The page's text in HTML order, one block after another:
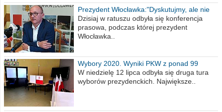
Prezydent Włocławka:"Dyskutujmy, ale nie
obrażajmy się”
Dzisiaj w ratuszu odbyła się konferencja
prasowa, podczas której prezydent
Włocławka..
Wybory 2020. Wyniki PKW z ponad 99
procent obwodów
W niedzielę 12 lipca odbyła się druga tura
wyborów prezydenckich. Największe..